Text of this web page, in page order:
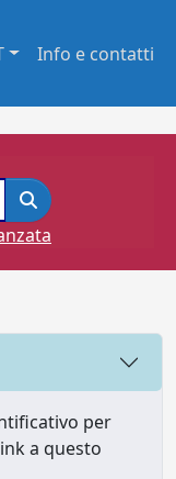
Info e contatti
per
a questo